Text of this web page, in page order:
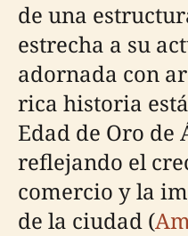
de una
estrecha a su
adornada con
rica historia
Edad de Oro de
reflejando el
comercio y la
de la ciudad (